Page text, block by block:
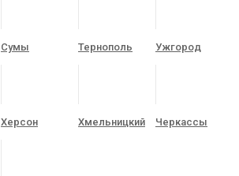
Сумы Тернополь Ужгород
Херсон Хмельницкий Черкассы